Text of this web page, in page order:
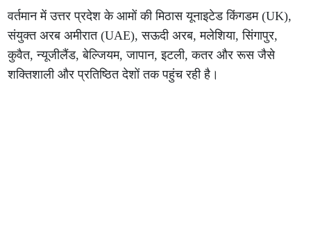
वर्तमान में उत्तर प्रदेश के आमों की मिठास यूनाइटेड किंगडम (UK),
संयुक्त अरब अमीरात (UAE), सऊदी अरब, मलेशिया, सिंगापुर,
कुवैत, न्यूजीलैंड, बेल्जियम, जापान, इटली, कतर और रूस जैसे
शक्तिशाली और प्रतिष्ठित देशों तक पहुंच रही है।